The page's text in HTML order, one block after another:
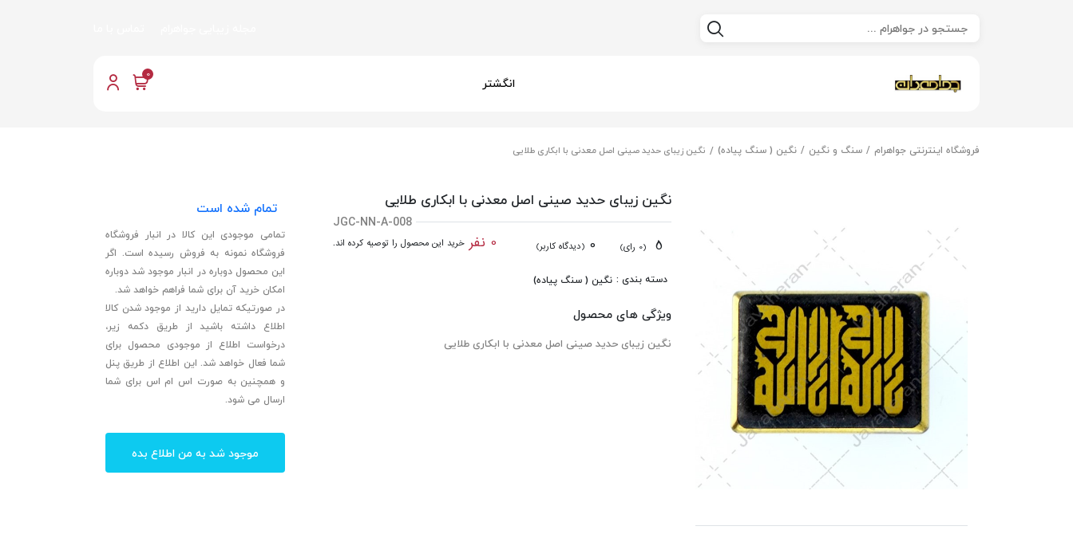
انگشتر 0
فروشگاه اینترنتی جواهرام سنگ و نگین نگین ( سنگ پیاده) نگین زیبای حدید صینی اصل معدنی با ابکاری طلایی
نگین زیبای حدید صینی اصل معدنی با ابکاری طلایی
JGC-NN-A-008
(0 رای) 0 (دیدگاه کاربر) 0 نفر خرید این محصول را توصیه کرده اند.
دسته بندی : نگین ( سنگ پیاده)
ویژگی های محصول
نگین زیبای حدید صینی اصل معدنی با ابکاری طلایی
تمام شده است
تمامی موجودی این کالا در انبار فروشگاه
فروشگاه نمونه به فروش رسیده است. اگر
این محصول دوباره در انبار موجود شد دوباره
امکان خرید آن برای شما فراهم خواهد شد.
در صورتیکه تمایل دارید از موجود شدن کالا
اطلاع داشته باشید از طریق دکمه زیر،
درخواست اطلاع از موجودی محصول برای
شما فعال خواهد شد. این اطلاع از طریق پنل
و همچنین به صورت اس ام اس برای شما
ارسال می شود.
موجود شد به من اطلاع بده